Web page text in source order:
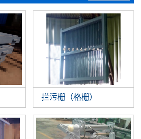
拦污栅（格栅）